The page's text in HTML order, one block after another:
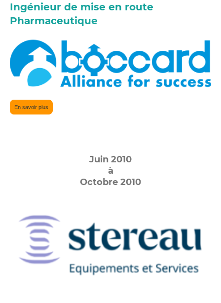
Ingénieur de mise en route
Pharmaceutique
En savoir plus
Juin 2010
à
Octobre 2010